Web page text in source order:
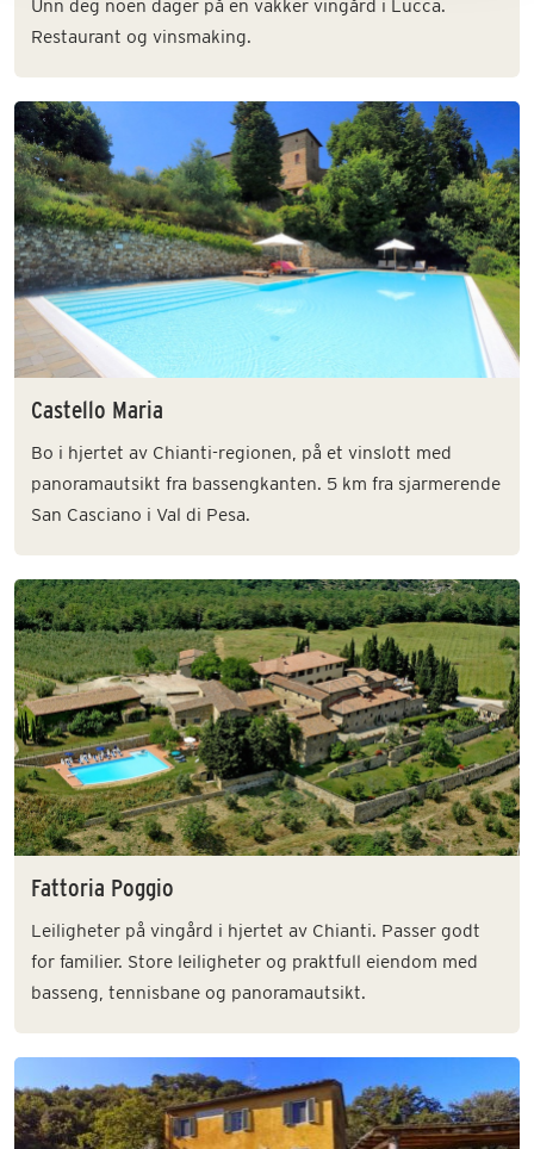
Unn deg noen dager på en vakker vingård i Lucca.
Restaurant og vinsmaking.
Castello Maria
Bo i hjertet av Chianti-regionen, på et vinslott med
panoramautsikt fra bassengkanten. 5 km fra sjarmerende
San Casciano i Val di Pesa.
Fattoria Poggio
Leiligheter på vingård i hjertet av Chianti. Passer godt
for familier. Store leiligheter og praktfull eiendom med
basseng, tennisbane og panoramautsikt.